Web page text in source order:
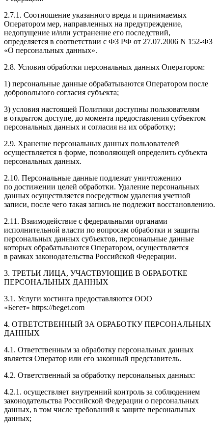
2.7.1. Соотношение указанного вреда и принимаемых
Оператором мер, направленных на предупреждение,
недопущение и/или устранение его последствий,
определяется в соответствии с ФЗ РФ от 27.07.2006 N 152-ФЗ
«О персональных данных».
2.8. Условия обработки персональных данных Оператором:
1) персональные данные обрабатываются Оператором после
добровольного согласия субъекта;
3) условия настоящей Политики доступны пользователям
в открытом доступе, до момента предоставления субъектом
персональных данных и согласия на их обработку;
2.9. Хранение персональных данных пользователей
осуществляется в форме, позволяющей определить субъекта
персональных данных.
2.10. Персональные данные подлежат уничтожению
по достижении целей обработки. Удаление персональных
данных осуществляется посредством удаления учетной
записи, после чего такая запись не подлежит восстановлению.
2.11. Взаимодействие с федеральными органами
исполнительной власти по вопросам обработки и защиты
персональных данных субъектов, персональные данные
которых обрабатываются Оператором, осуществляется
в рамках законодательства Российской Федерации.
3. ТРЕТЬИ ЛИЦА, УЧАСТВУЮЩИЕ В ОБРАБОТКЕ
ПЕРСОНАЛЬНЫХ ДАННЫХ
3.1. Услуги хостинга предоставляются ООО
«Бегет» https://beget.com
4. ОТВЕТСТВЕННЫЙ ЗА ОБРАБОТКУ ПЕРСОНАЛЬНЫХ
ДАННЫХ
4.1. Ответственным за обработку персональных данных
является Оператор или его законный представитель.
4.2. Ответственный за обработку персональных данных:
4.2.1. осуществляет внутренний контроль за соблюдением
законодательства Российской Федерации о персональных
данных, в том числе требований к защите персональных
данных;